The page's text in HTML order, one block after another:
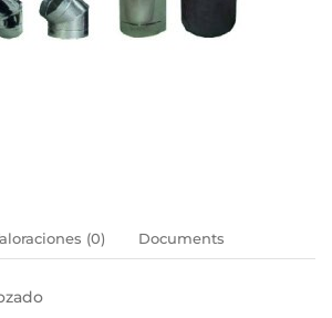
(0) Documents